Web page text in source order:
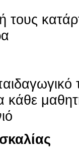
τους
κάθε